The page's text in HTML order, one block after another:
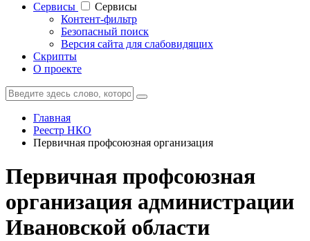
Cервисы
Cервисы
Контент-фильтр
Безопасный поиск
Версия сайта для слабовидящих
Скрипты
О проекте
Главная
Реестр НКО
Первичная профсоюзная организация
Первичная профсоюзная
организация администрации
Ивановской области